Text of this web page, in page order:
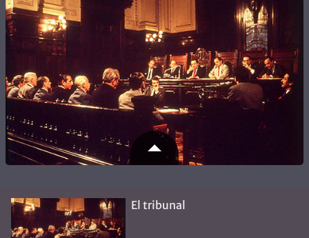
acusados y los fiscales separados por apenas unos
metros de distancia. Allí se desarrolló el juicio a las
Juntas durante ocho meses. | CEDOC Perfil
El tribunal